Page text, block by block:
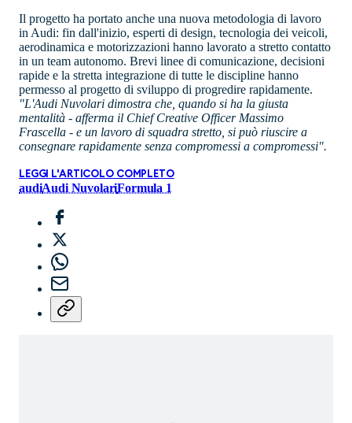
Il progetto ha portato anche una nuova metodologia di lavoro
in Audi: fin dall'inizio, esperti di design, tecnologia dei veicoli,
aerodinamica e motorizzazioni hanno lavorato a stretto contatto
in un team autonomo. Brevi linee di comunicazione, decisioni
rapide e la stretta integrazione di tutte le discipline hanno
permesso al progetto di sviluppo di progredire rapidamente.
"L'Audi Nuvolari dimostra che, quando si ha la giusta
mentalità - afferma il Chief Creative Officer Massimo
Frascella - e un lavoro di squadra stretto, si può riuscire a
consegnare rapidamente senza compromessi a compromessi".
LEGGI L'ARTICOLO COMPLETO
audiAudi NuvolariFormula 1